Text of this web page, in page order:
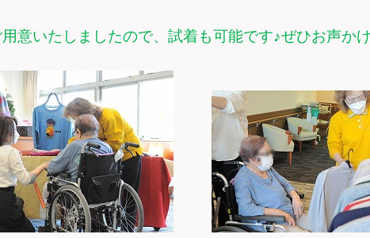
意いたしましたので、 試着も可能です♪ぜひお声か